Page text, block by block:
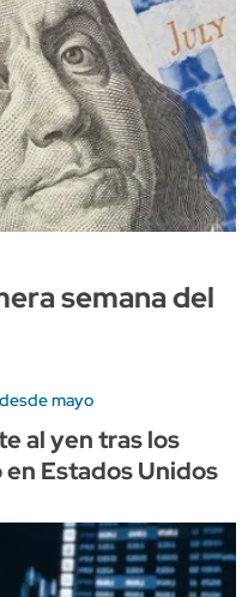
semana del
mayo
al yen tras los
Estados Unidos